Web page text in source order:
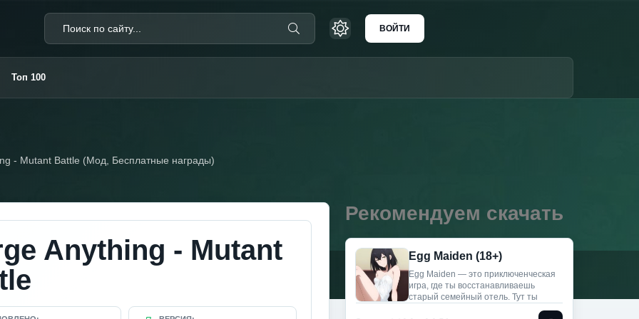
ВОЙТИ
Топ 100
- Mutant Battle (Мод, Бесплатные награды)
Anything - Mutant
Рекомендуем скачать
Egg Maiden (18+)
Egg Maiden — это приключенческая
игра, где ты восстанавливаешь
старый семейный отель. Тут ты